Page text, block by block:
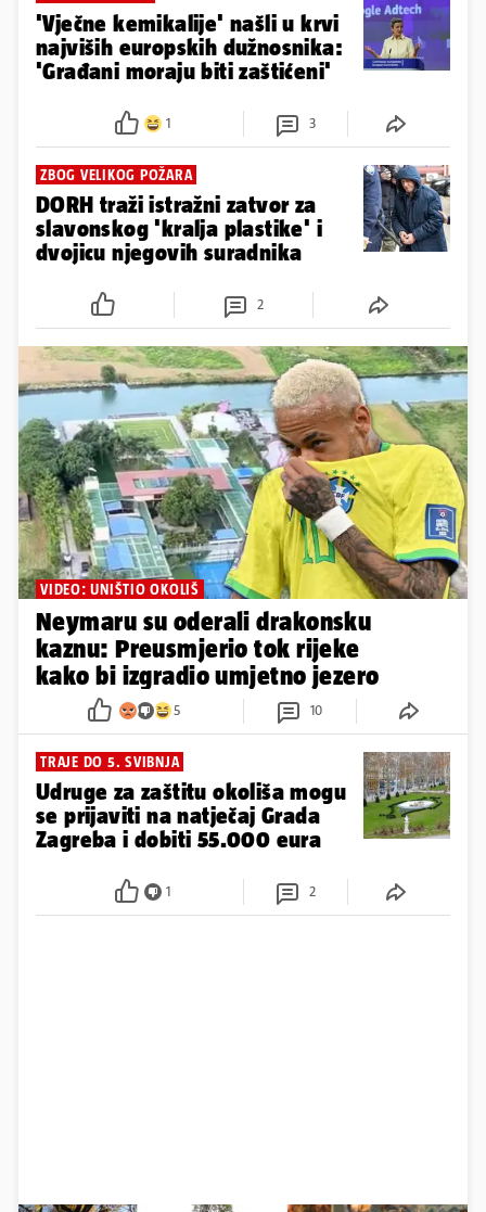
'Vječne kemikalije' našli u krvi
najviših europskih dužnosnika:
'Građani moraju biti zaštićeni'
1 3
ZBOG VELIKOG POŽARA
DORH traži istražni zatvor za
slavonskog 'kralja plastike' i
dvojicu njegovih suradnika
2
VIDEO: UNIŠTIO OKOLIŠ
Neymaru su oderali drakonsku
kaznu: Preusmjerio tok rijeke
kako bi izgradio umjetno jezero
5 10
TRAJE DO 5. SVIBNJA
Udruge za zaštitu okoliša mogu
se prijaviti na natječaj Grada
Zagreba i dobiti 55.000 eura
1 2